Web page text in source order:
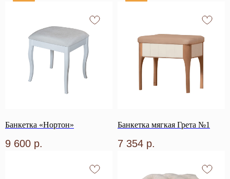
Банкетка «Нортон»
9 600 р.
Банкетка мягкая Грета №1
7 354 р.